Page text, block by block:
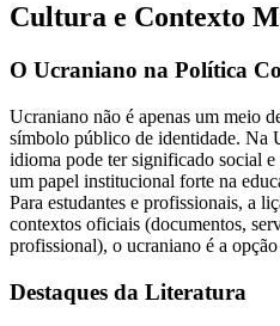
Cultura e Contexto
O Ucraniano na Política
Ucraniano não é apenas um meio
símbolo público de identidade. Na
idioma pode ter significado social
um papel institucional forte na
Para estudantes e profissionais, a
contextos oficiais (documentos,
profissional), o ucraniano é a
Destaques da Literatura